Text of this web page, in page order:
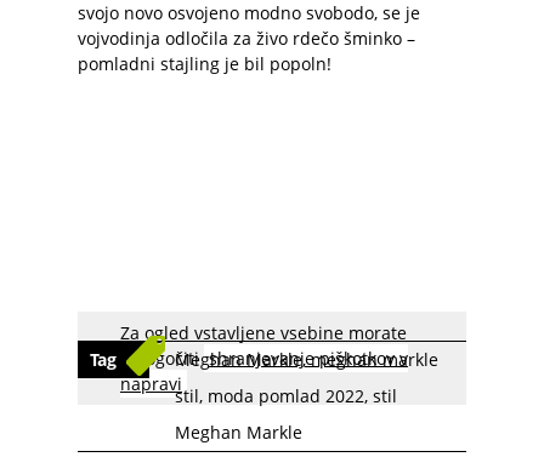
svojo novo osvojeno modno svobodo, se je
vojvodinja odločila za živo rdečo šminko –
pomladni stajling je bil popoln!
Za ogled vstavljene vsebine morate
omogočiti shranjevanje piškotkov v
napravi
Tag Meghan Markle,meghan markle
stil, moda pomlad 2022, stil
Meghan Markle